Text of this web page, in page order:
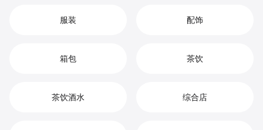
服装 配饰
箱包 茶饮
茶饮酒水 综合店